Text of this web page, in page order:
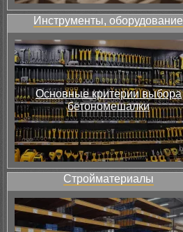
Инструменты, оборудование
Основные критерии выбора
бетономешалки
Стройматериалы